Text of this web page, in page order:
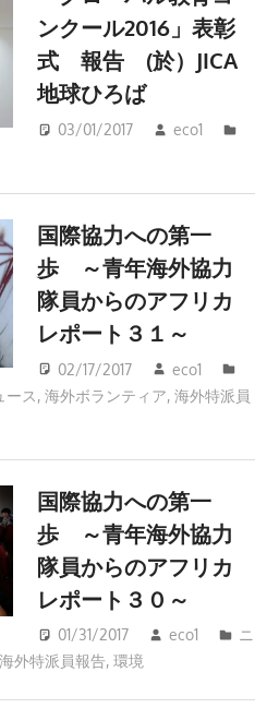
ンクール2016」表彰
式 報告 (於）JICA
地球ひろば
03/01/2017
eco1
国際協力への第一
歩 ～青年海外協力
隊員からのアフリカ
レポート３１～
02/17/2017
eco1
ース, 海外ボランティア, 海外特派員
国際協力への第一
歩 ～青年海外協力
隊員からのアフリカ
レポート３０～
01/31/2017 eco1
ニ
海外特派員報告, 環境